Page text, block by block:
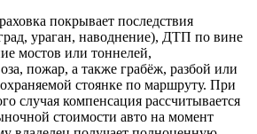
покрывает последствия
ураган, наводнение), ДТП по вине
мостов или тоннелей,
пожар, а также грабёж, разбой или
стоянке по маршруту. При
случая компенсация рассчитывается
стоимости авто на момент